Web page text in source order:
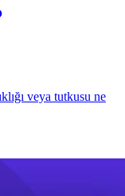
veya tutkusu ne